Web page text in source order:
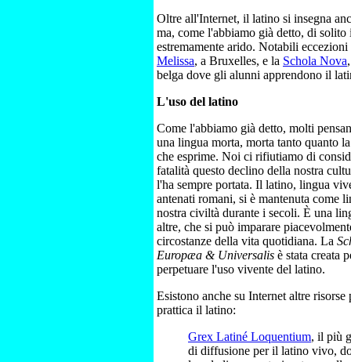
Oltre all'Internet, il latino si insegna
ma, come l'abbiamo già detto, di solito
estremamente arido. Notabili
Melissa, a Bruxelles, e la Schola Nova
belga dove gli alunni apprendono il
L'uso del latino
Come l'abbiamo già detto, molti
una lingua morta, morta tanto quanto
che esprime. Noi ci rifiutiamo di
fatalità questo declino della nostra
l'ha sempre portata. Il latino, lingua
antenati romani, si è mantenuta come
nostra civiltà durante i secoli. È una
altre, che si può imparare
circostanze della vita quotidiana. La
Europæa & Universalis è stata creata
perpetuare l'uso vivente del latino.
Esistono anche su Internet altre risorse
prattica il latino:
Grex Latiné Loquentium, il più
di diffusione per il latino vivo,